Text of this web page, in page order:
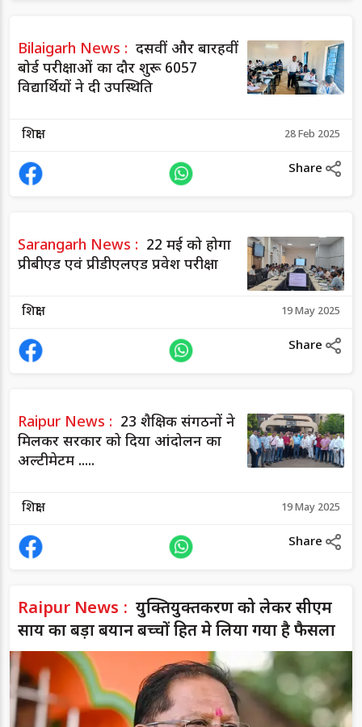
Bilaigarh News : दसवीं और बारहवीं
बोर्ड परीक्षाओं का दौर शुरू 6057
विद्यार्थियों ने दी उपस्थिति
शिक्षा 28 Feb 2025
Share
Sarangarh News : 22 मई को होगा
प्रीबीएड एवं प्रीडीएलएड प्रवेश परीक्षा
शिक्षा 19 May 2025
Share
Raipur News : 23 शैक्षिक संगठनों ने
मिलकर सरकार को दिया आंदोलन का
अल्टीमेटम .....
शिक्षा 19 May 2025
Share
Raipur News : युक्तियुक्तकरण को लेकर सीएम
साय का बड़ा बयान बच्चों हित मे लिया गया है फैसला